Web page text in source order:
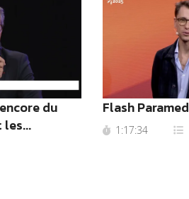
du
les...
Flash Paramed
1:17:34